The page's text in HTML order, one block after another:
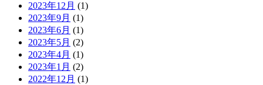
2023年12月 (1)
2023年9月 (1)
2023年6月 (1)
2023年5月 (2)
2023年4月 (1)
2023年1月 (2)
2022年12月 (1)